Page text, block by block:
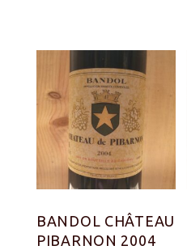
BANDOL CHÂTEAU
PIBARNON 2004